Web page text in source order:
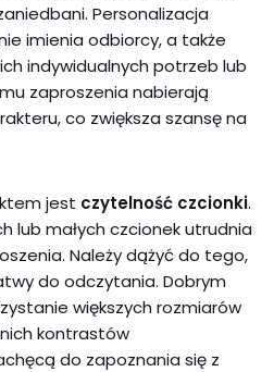
Personalizacja
imienia odbiorcy, a także
indywidualnych potrzeb lub
zaproszenia nabierają
co zwiększa szansę na
jest czytelność czcionki.
lub małych czcionek utrudnia
Należy dążyć do tego,
do odczytania. Dobrym
większych rozmiarów
kontrastów
do zapoznania się z